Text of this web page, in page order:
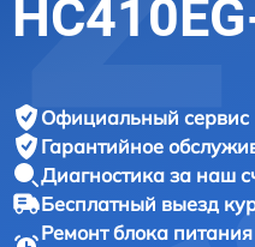
Официальный сервис
Гарантийное
Диагностика за наш
Бесплатный выезд
Ремонт блока